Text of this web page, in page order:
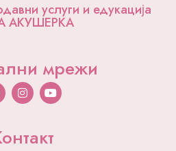
услуги и едукација
АКУШЕРКА
мрежи
I
n
g
Y
o
b